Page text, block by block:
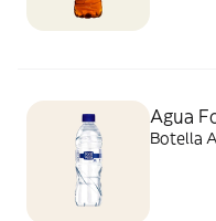
Agua
Botella